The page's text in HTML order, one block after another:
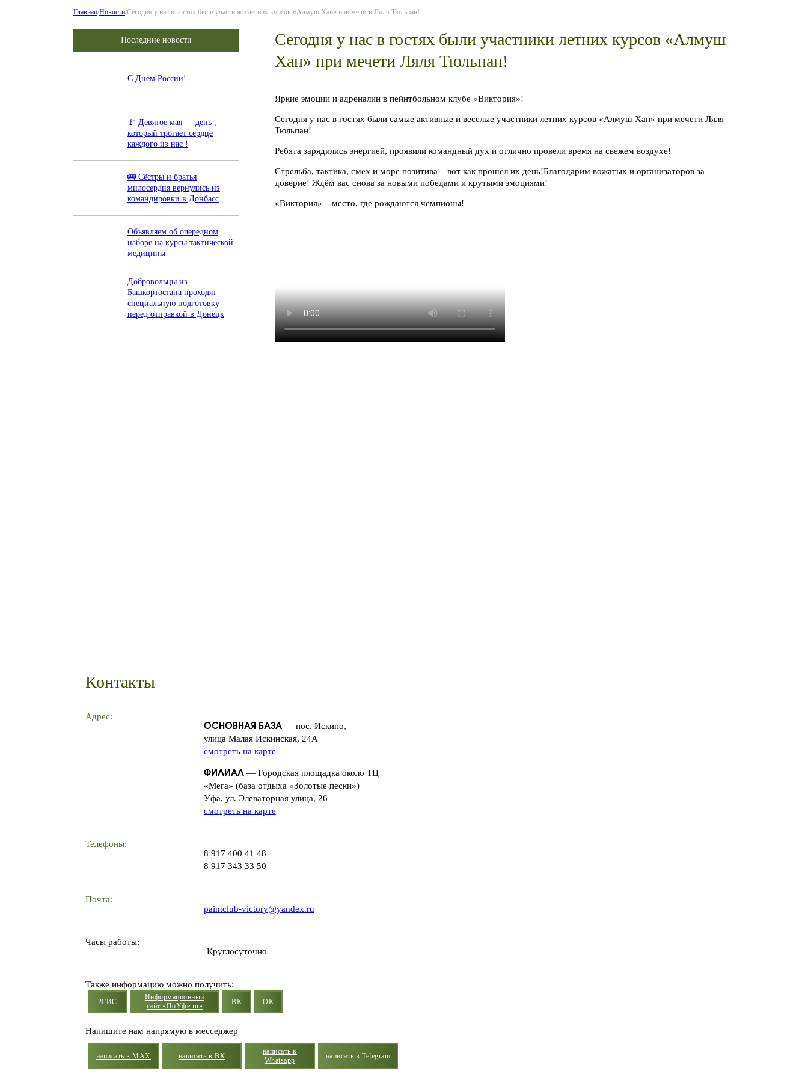
Главная/Новости/Сегодня у нас в гостях были участники летних курсов «Алмуш Хан» при мечети Ляля Тюльпан!
Последние новости
С Днём России!
🚩 Девятое мая — день ,
который трогает сердце
каждого из нас !
🚌 Сёстры и братья
милосердия вернулись из
командировки в Донбасс
Объявляем об очередном
наборе на курсы тактической
медицины
Добровольцы из
Башкортостана проходят
специальную подготовку
перед отправкой в Донецк
Сегодня у нас в гостях были участники летних курсов «Алмуш
Хан» при мечети Ляля Тюльпан!
Яркие эмоции и адреналин в пейнтбольном клубе «Виктория»!
Сегодня у нас в гостях были самые активные и весёлые участники летних курсов «Алмуш Хан» при мечети Ляля
Тюльпан!
Ребята зарядились энергией, проявили командный дух и отлично провели время на свежем воздухе!
Стрельба, тактика, смех и море позитива – вот как прошёл их день!Благодарим вожатых и организаторов за
доверие! Ждём вас снова за новыми победами и крутыми эмоциями!
«Виктория» – место, где рождаются чемпионы!
Контакты
Адрес:
ОСНОВНАЯ БАЗА— пос. Искино,
улица Малая Искинская, 24А
смотреть на карте
ФИЛИАЛ— Городская площадка около ТЦ
«Мега» (база отдыха «Золотые пески»)
Уфа, ул. Элеваторная улица, 26
смотреть на карте
Телефоны:
8 917 400 41 48
8 917 343 33 50
Почта:
paintclub-victory@yandex.ru
Часы работы:
Круглосуточно
Также информацию можно получить:
2ГИС
Информационный
сайт «ПоУфе.ru»
ВК ОК
Напишите нам напрямую в месседжер
написать в MAX написать в ВК
написать в
Whatsapp
написать в Telegram